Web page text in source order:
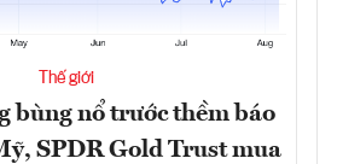
Thế giới
bùng nổ trước thềm báo
SPDR Gold Trust mua